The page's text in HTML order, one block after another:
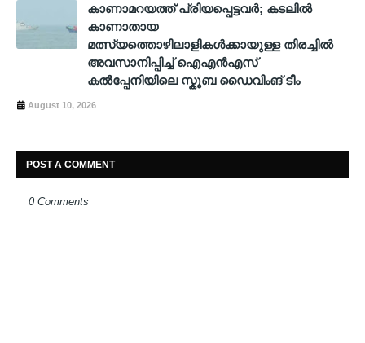
കാണാമറയത്ത് പ്രിയപ്പെട്ടവർ; കടലിൽ
കാണാതായ
മത്സ്യത്തൊഴിലാളികൾക്കായുള്ള തിരച്ചിൽ
അവസാനിപ്പിച്ച് ഐഎൻഎസ്
കൽപ്പേനിയിലെ സ്കൂബ ഡൈവിംങ് ടീം
August 10, 2026
POST A COMMENT
0 Comments